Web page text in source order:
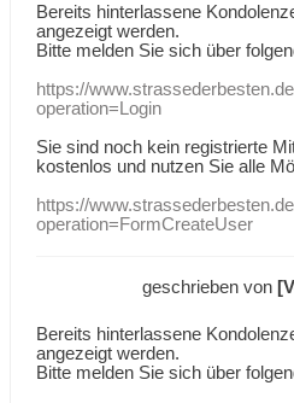
Bereits hinterlassene
angezeigt werden.
Bitte melden Sie sich über
https://
operation=Login
Sie sind noch kein registrierte
kostenlos und nutzen Sie alle
https://
operation=FormCreateUser
geschrieben von
Bereits hinterlassene
angezeigt werden.
Bitte melden Sie sich über